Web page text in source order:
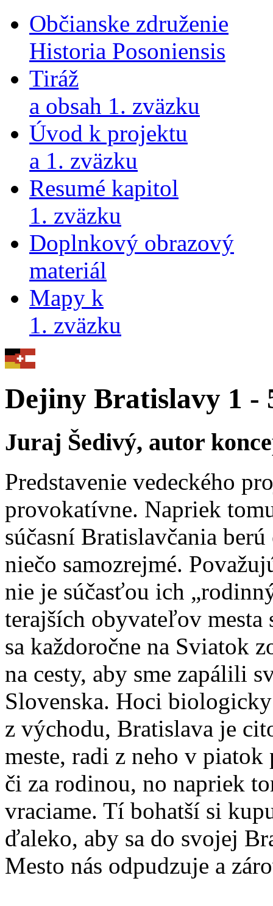
Občianske združenie
Historia Posoniensis
Tiráž
a obsah 1. zväzku
Úvod k projektu
a 1. zväzku
Resumé kapitol
1. zväzku
Doplnkový obrazový
materiál
Mapy k
1. zväzku
Dejiny Bratislavy 1 -
Juraj Šedivý, autor
Predstavenie vedeckého
provokatívne. Napriek
súčasní Bratislavčania
niečo samozrejmé.
nie je súčasťou ich
terajších obyvateľov
sa každoročne na Sviatok
na cesty, aby sme zapálili
Slovenska. Hoci
z východu, Bratislava je
meste, radi z neho v piatok
či za rodinou, no napriek
vraciame. Tí bohatší si
ďaleko, aby sa do svojej
Mesto nás odpudzuje a